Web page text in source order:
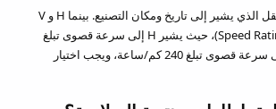
DOT هو رمز وزارة النقل الذي يشير إلى تاريخ ومكان التصنيع. بينما H و V
هما رموز السرعة (Speed Rating)، حيث يشير H إلى سرعة قصوى تبلغ
210 كم/ساعة، و V إلى سرعة قصوى تبلغ 240 كم/ساعة، ويجب اختيار